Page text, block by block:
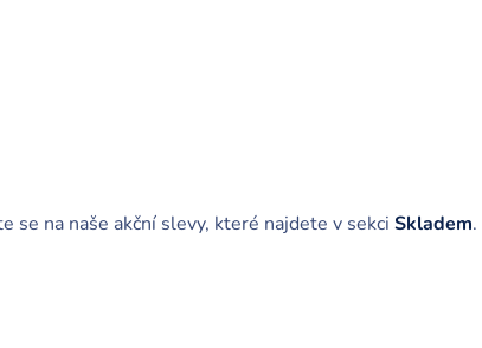
na naše akční slevy, které najdete v sekci Skladem.